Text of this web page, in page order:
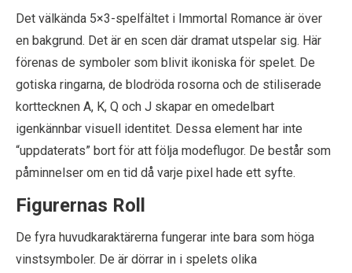
Det välkända 5×3-spelfältet i Immortal Romance är över
en bakgrund. Det är en scen där dramat utspelar sig. Här
förenas de symboler som blivit ikoniska för spelet. De
gotiska ringarna, de blodröda rosorna och de stiliserade
korttecknen A, K, Q och J skapar en omedelbart
igenkännbar visuell identitet. Dessa element har inte
“uppdaterats” bort för att följa modeflugor. De består som
påminnelser om en tid då varje pixel hade ett syfte.
Figurernas Roll
De fyra huvudkaraktärerna fungerar inte bara som höga
vinstsymboler. De är dörrar in i spelets olika